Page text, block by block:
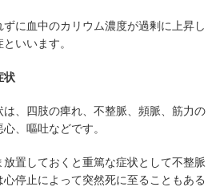
に血中のカリウム濃度が過剰に上昇し
いいます。
状
、四肢の痺れ、不整脈、頻脈、筋力の
、嘔吐などです。
置しておくと重篤な症状として不整脈
停止によって突然死に至ることもある